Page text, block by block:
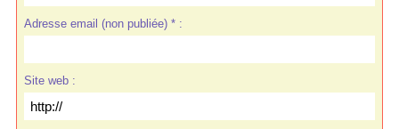
Adresse email (non publiée) * :
Site web :